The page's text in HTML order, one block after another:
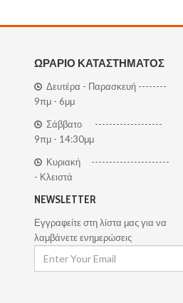
ΩΡΑΡΙΟ ΚΑΤΑΣΤΗΜΑΤΟΣ
Δευτέρα - Παρασκευή --------
9πμ - 6μμ
Σάββατο -------------------
9πμ - 14:30μμ
Κυριακή ----------------------
- Κλειστά
NEWSLETTER
Εγγραφείτε στη λίστα μας για να
λαμβάνετε ενημερώσεις